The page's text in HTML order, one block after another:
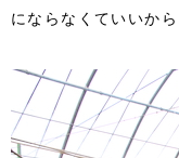
にならなくていいか